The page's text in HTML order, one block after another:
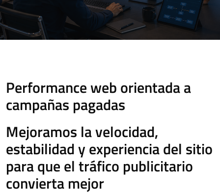
Performance web orientada a
campañas pagadas
Mejoramos la velocidad,
estabilidad y experiencia del sitio
para que el tráfico publicitario
convierta mejor